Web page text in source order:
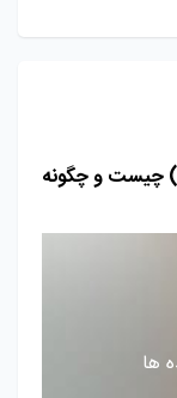
کوکی‌های وبسایت (Website Cookies) چیست و چگونه
ها